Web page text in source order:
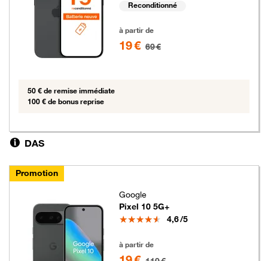
Reconditionné
à partir de
19 € 69 €
50 € de remise immédiate
100 € de bonus reprise
DAS
Promotion
Google
Pixel 10 5G+
Note
4,6/5
à partir de